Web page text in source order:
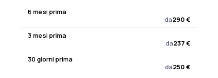
6 mesi prima
da290 €
3 mesi prima
da237 €
30 giorni prima
da250 €